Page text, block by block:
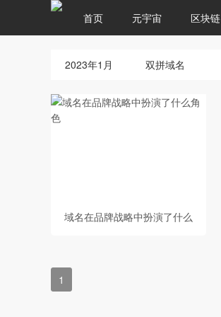
首页 元宇宙 区块链
2023年1月 双拼域名
域名在品牌战略中扮演了什么
1